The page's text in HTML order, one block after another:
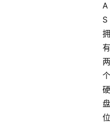
A
S
拥
有
两
个
硬
盘
位